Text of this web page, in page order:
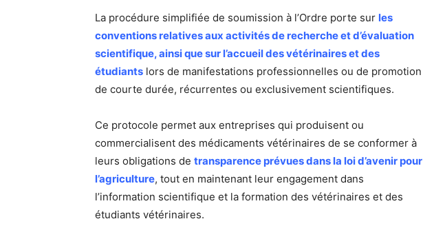
La procédure simplifiée de soumission à l’Ordre porte sur les
conventions relatives aux activités de recherche et d’évaluation
scientifique, ainsi que sur l’accueil des vétérinaires et des
étudiants lors de manifestations professionnelles ou de promotion
de courte durée, récurrentes ou exclusivement scientifiques.
Ce protocole permet aux entreprises qui produisent ou
commercialisent des médicaments vétérinaires de se conformer à
leurs obligations de transparence prévues dans la loi d’avenir pour
l’agriculture, tout en maintenant leur engagement dans
l’information scientifique et la formation des vétérinaires et des
étudiants vétérinaires.